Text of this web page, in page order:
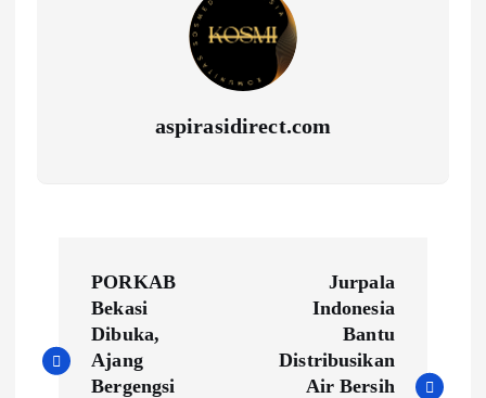
aspirasidirect.com
v
PORKAB
Bekasi
Dibuka,
Ajang
Bergengsi
Jurpala
Indonesia
Bantu
Distribusikan
Air Bersih